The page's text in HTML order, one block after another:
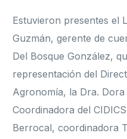
Estuvieron presentes el
Guzmán, gerente de
Del Bosque González,
representación del
Agronomía, la Dra.
Coordinadora del
Berrocal, coordinadora